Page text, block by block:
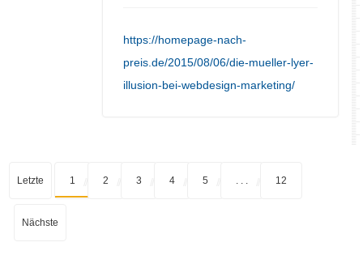
https://homepage-nach-
preis.de/2015/08/06/die-mueller-lyer-
illusion-bei-webdesign-marketing/
Letzte 1 2 3 4 5 12
Nächste